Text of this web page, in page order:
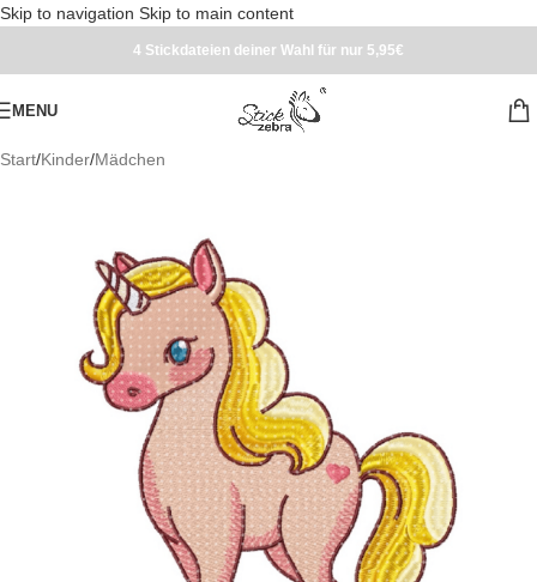
Skip to navigation Skip to main content
4 Stickdateien deiner Wahl für nur 5,95€
MENU
Start/Kinder/Mädchen